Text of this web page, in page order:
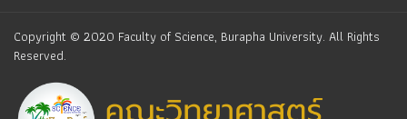
Copyright © 2020 Faculty of Science, Burapha University. All Rights
Reserved.